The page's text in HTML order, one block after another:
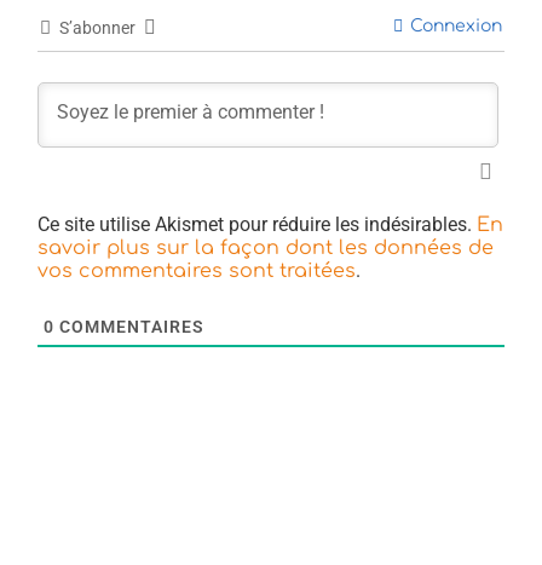
S’abonner Connexion
Ce site utilise Akismet pour réduire les indésirables. En
savoir plus sur la façon dont les données de
vos commentaires sont traitées.
0 COMMENTAIRES